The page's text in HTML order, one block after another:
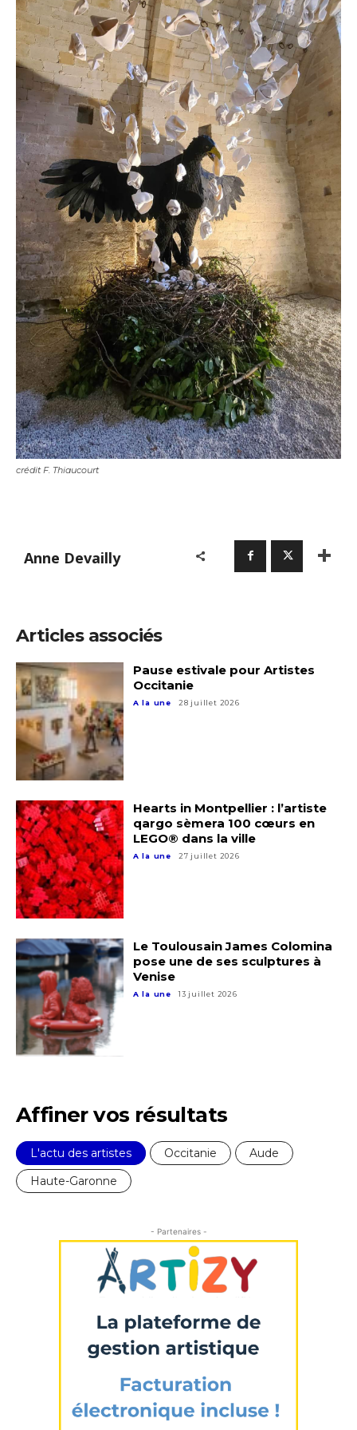
* Champ obligatoire
crédit F. Thiaucourt
Anne Devailly
Articles associés
Pause estivale pour Artistes
Occitanie
A la une 28 juillet 2026
Hearts in Montpellier : l’artiste
qargo sèmera 100 cœurs en
LEGO® dans la ville
A la une 27 juillet 2026
Le Toulousain James Colomina
pose une de ses sculptures à
Venise
A la une 13 juillet 2026
Affiner vos résultats
L'actu des artistes Occitanie
Aude
Haute-Garonne
- Partenaires -